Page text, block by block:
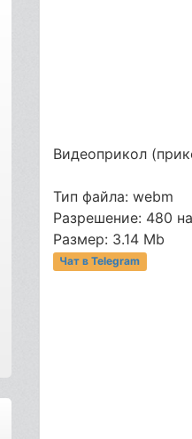
Видеоприкол
Тип файла: webm
Разрешение: 480
Размер: 3.14 Mb
Чат в Telegram